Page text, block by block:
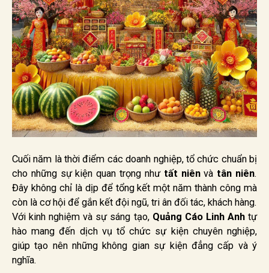
Cuối năm là thời điểm các doanh nghiệp, tổ chức chuẩn bị
cho những sự kiện quan trọng như tất niênvà tân niên.
Đây không chỉ là dịp để tổng kết một năm thành công mà
còn là cơ hội để gắn kết đội ngũ, tri ân đối tác, khách hàng.
Với kinh nghiệm và sự sáng tạo, Quảng Cáo Linh Anhtự
hào mang đến dịch vụ tổ chức sự kiện chuyên nghiệp,
giúp tạo nên những không gian sự kiện đẳng cấp và ý
nghĩa.